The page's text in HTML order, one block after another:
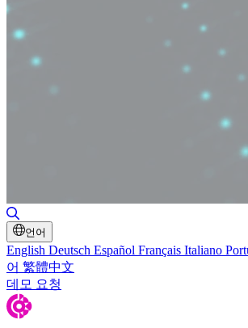
언어
English Deutsch Español Français Italiano
어 繁體中文
데모 요청